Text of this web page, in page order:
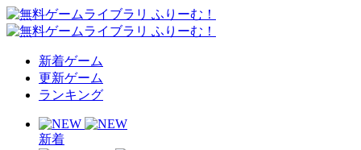
新着ゲーム
更新ゲーム
ランキング
新着